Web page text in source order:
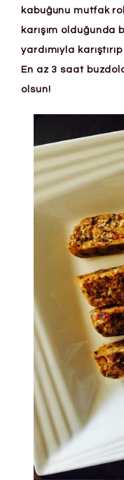
kabuğunu mutfak
karışım olduğunda
yardımıyla
En az 3 saat
olsun!